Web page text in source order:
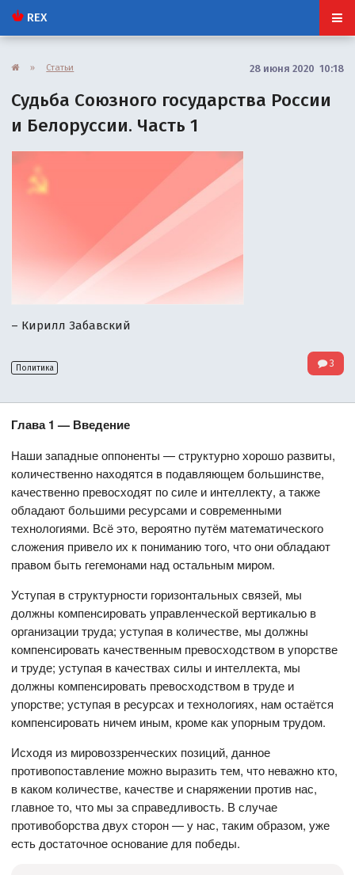
REX
» Статьи 28 июня 2020 10:18
Судьба Союзного государства России
и Белоруссии. Часть 1
– Кирилл Забавский
Политика 3
Глава 1 — Введение
Наши западные оппоненты — структурно хорошо развиты,
количественно находятся в подавляющем большинстве,
качественно превосходят по силе и интеллекту, а также
обладают большими ресурсами и современными
технологиями. Всё это, вероятно путём математического
сложения привело их к пониманию того, что они обладают
правом быть гегемонами над остальным миром.
Уступая в структурности горизонтальных связей, мы
должны компенсировать управленческой вертикалью в
организации труда; уступая в количестве, мы должны
компенсировать качественным превосходством в упорстве
и труде; уступая в качествах силы и интеллекта, мы
должны компенсировать превосходством в труде и
упорстве; уступая в ресурсах и технологиях, нам остаётся
компенсировать ничем иным, кроме как упорным трудом.
Исходя из мировоззренческих позиций, данное
противопоставление можно выразить тем, что неважно кто,
в каком количестве, качестве и снаряжении против нас,
главное то, что мы за справедливость. В случае
противоборства двух сторон — у нас, таким образом, уже
есть достаточное основание для победы.